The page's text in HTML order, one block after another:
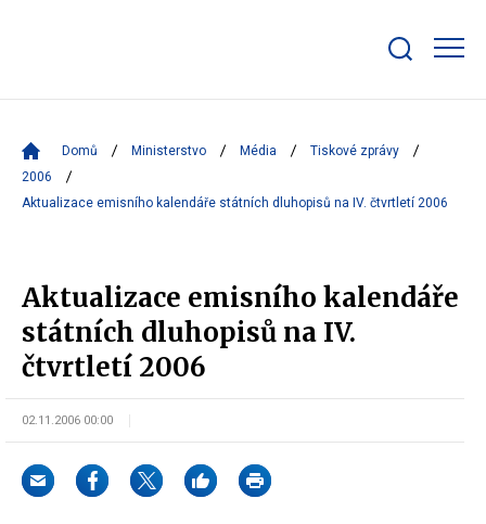
bar
Domů Ministerstvo Média
Tiskové zprávy
2006
Aktualizace emisního kalendáře státních dluhopisů na IV. čtvrtletí 2006
Aktualizace emisního kalendáře
státních dluhopisů na IV.
čtvrtletí 2006
02.11.2006 00:00